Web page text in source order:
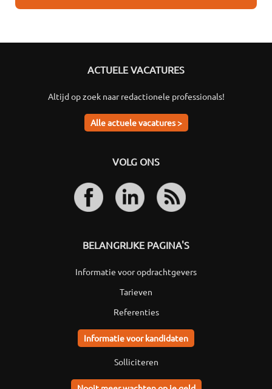
ACTUELE VACATURES
Altijd op zoek naar redactionele professionals!
Alle actuele vacatures >
VOLG ONS
BELANGRIJKE PAGINA'S
Informatie voor opdrachtgevers
Tarieven
Referenties
Informatie voor kandidaten
Solliciteren